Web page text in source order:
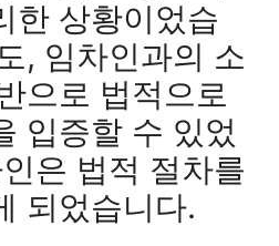
한 상황이었습
, 임차인과의 소
으로 법적으로
입증할 수 있었
은 법적 절차를
되었습니다.